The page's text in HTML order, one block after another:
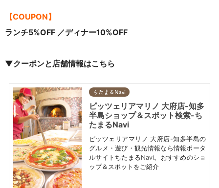
【COUPON】
ランチ5%OFF ／ディナー10%OFF
▼クーポンと店舗情報はこちら
ちたまるNavi
ピッツェリアマリノ 大府店-知多
半島ショップ＆スポット検索-ち
たまるNavi
ピッツェリアマリノ 大府店-知多半島の
グルメ・遊び・観光情報なら情報ポータ
ルサイトちたまるNavi。おすすめのショ
ップ＆スポットをご紹介